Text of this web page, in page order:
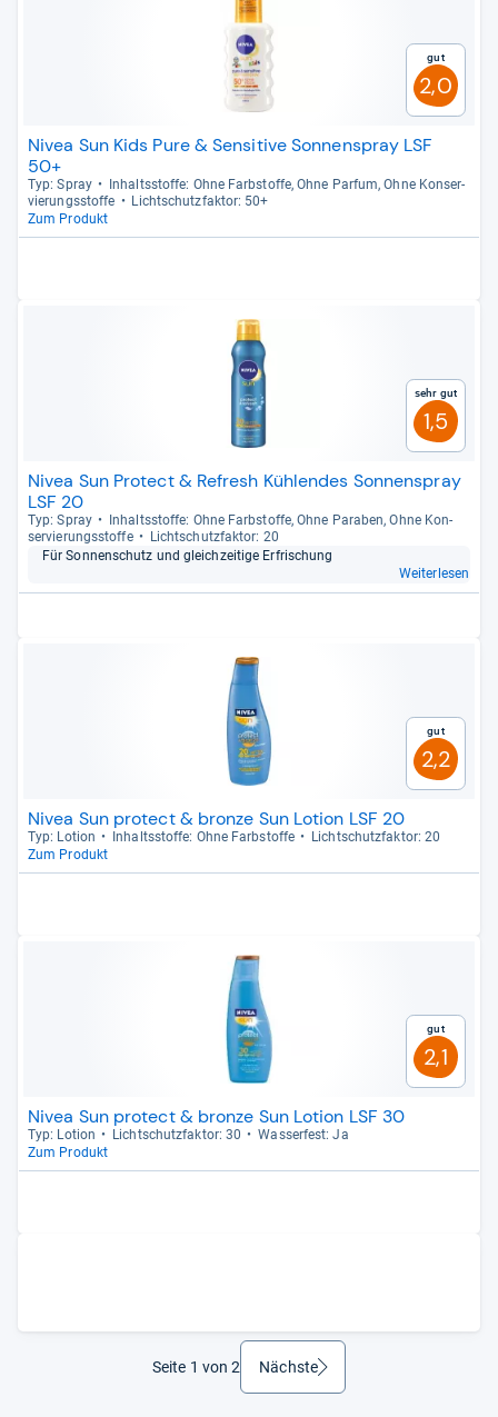
Gut
2,0
Nivea Sun Kids Pure & Sensitive Sonnenspray LSF
50+
Typ: Spray
Inhaltss­toffe: Ohne Farb­stoffe, Ohne Par­fum, Ohne Kon­ser­
vie­rungs­stoffe
Licht­schutz­fak­tor: 50+
Zum Produkt
Sehr gut
1,5
Nivea Sun Protect & Refresh Kühlendes Sonnenspray
LSF 20
Typ: Spray
Inhaltss­toffe: Ohne Farb­stoffe, Ohne Para­ben, Ohne Kon­
ser­vie­rungs­stoffe
Licht­schutz­fak­tor: 20
Für Son­nen­schutz und gleich­zei­tige Erfri­schung
Weiterlesen
Gut
2,2
Nivea Sun protect & bronze Sun Lotion LSF 20
Typ: Lotion Inhaltss­toffe: Ohne Farb­stoffe
Licht­schutz­fak­tor: 20
Zum Produkt
Gut
2,1
Nivea Sun protect & bronze Sun Lotion LSF 30
Typ: Lotion Licht­schutz­fak­tor: 30
Was­ser­fest: Ja
Zum Produkt
Seite 1 von 2 Nächsteweiter